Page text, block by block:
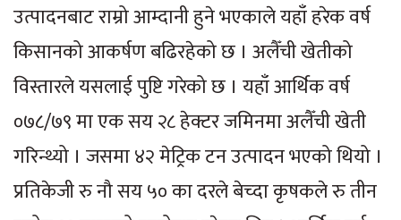
उत्पादनबाट राम्रो आम्दानी हुने भएकाले यहाँ हरेक वर्ष
किसानको आकर्षण बढिरहेको छ । अलैँची खेतीको
विस्तारले यसलाई पुष्टि गरेको छ । यहाँ आर्थिक वर्ष
०७८/७९ मा एक सय २८ हेक्टर जमिनमा अलैँची खेती
गरिन्थ्यो । जसमा ४२ मेट्रिक टन उत्पादन भएको थियो ।
प्रतिकेजी रु नौ सय ५० का दरले बेच्दा कृषकले रु तीन